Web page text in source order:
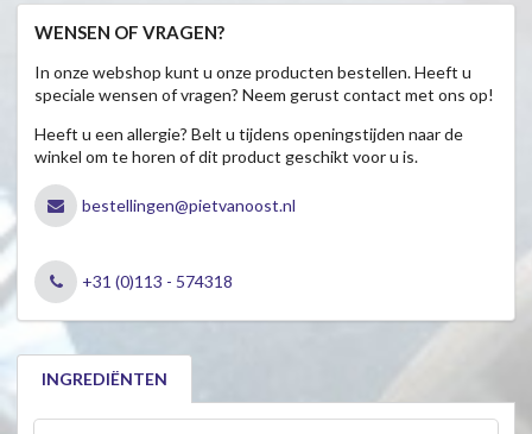
WENSEN OF VRAGEN?
In onze webshop kunt u onze producten bestellen. Heeft u
speciale wensen of vragen? Neem gerust contact met ons op!
Heeft u een allergie? Belt u tijdens openingstijden naar de
winkel om te horen of dit product geschikt voor u is.
bestellingen@pietvanoost.nl
+31 (0)113 - 574318
INGREDIËNTEN